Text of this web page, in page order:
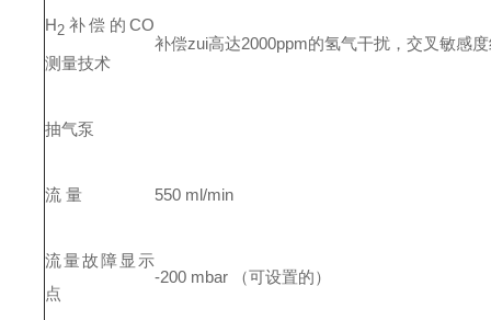
H2 补偿的CO
测量技术
补偿zui高达2000ppm的氢气干扰，交叉敏感
抽气泵
流 量 550 ml/min
流量故障显示
点
-200 mbar （可设置的）